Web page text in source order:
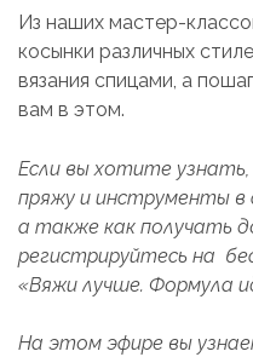
Из наших мастер-
косынки различных
вязания спицами, а
вам в этом.
Если вы хотите
пряжу и инструменты
а также как получать
регистрируйтесь на
«Вяжи лучше. Формула
На этом эфире вы